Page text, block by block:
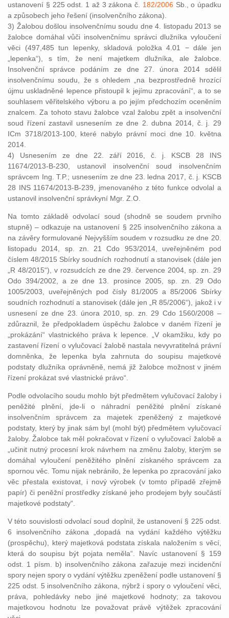
ustanovení § 225 odst. 1 až 3 zákona č. 182/2006Sb., o úpadku
a způsobech jeho řešení (insolvenčního zákona).
3) Žalobou došlou insolvenčnímu soudu dne 4. listopadu 2013 se
žalobce domáhal vůči insolvenčnímu správci dlužníka vyloučení
věci (497,485 tun lepenky, skladová položka 4.01 − dále jen
„lepenka“), s tím, že není majetkem dlužníka, ale žalobce.
Insolvenční správce podáním ze dne 27. února 2014 sdělil
insolvenčnímu soudu, že s ohledem „na bezprostředně hrozící
újmu uskladněné lepence přistoupil k jejímu zpracování“, a to se
souhlasem věřitelského výboru a po jejím předchozím oceněním
znalcem. Za tohoto stavu žalobce vzal žalobu zpět a insolvenční
soud řízení zastavil usnesením ze dne 2. dubna 2014, č. j. 29
ICm 3718/2013-100, které nabylo právní moci dne 10. května
2014.
4) Usnesením ze dne 22. září 2016, č. j. KSCB 28 INS
11674/2013-B-230, ustanovil insolvenční soud insolvenčním
správcem Ing. T.P.; usnesením ze dne 23. ledna 2017, č. j. KSCB
28 INS 11674/2013-B-239, jmenovaného z této funkce odvolal a
ustanovil insolvenční správkyní Mgr. Z.O.
Na tomto základě odvolací soud (shodně se soudem prvního
stupně) – odkazuje na ustanovení § 225 insolvenčního zákona a
na závěry formulované Nejvyšším soudem v rozsudku ze dne 20.
listopadu 2014, sp. zn. 21 Cdo 953/2014, uveřejněném pod
číslem 48/2015 Sbírky soudních rozhodnutí a stanovisek (dále jen
„R 48/2015“), v rozsudcích ze dne 29. července 2004, sp. zn. 29
Odo 394/2002, a ze dne 13. prosince 2005, sp. zn. 29 Odo
1005/2003, uveřejněných pod čísly 81/2005 a 85/2006 Sbírky
soudních rozhodnutí a stanovisek (dále jen „R 85/2006“), jakož i v
usnesení ze dne 23. února 2010, sp. zn. 29 Cdo 1560/2008 –
zdůraznil, že předpokladem úspěchu žalobce v daném řízení je
„prokázání“ vlastnického práva k lepence. „V okamžiku, kdy po
zastavení řízení o vylučovací žalobě nastala nevyvratitelná právní
domněnka, že lepenka byla zahrnuta do soupisu majetkové
podstaty dlužníka oprávněně, nemá již žalobce možnost v jiném
řízení prokázat své vlastnické právo“.
Podle odvolacího soudu mohlo být předmětem vylučovací žaloby i
peněžité plnění, jde-li o náhradní peněžité plnění získané
insolvenčním správcem za majetek zpeněžený z majetkové
podstaty, který by jinak sám byl (mohl být) předmětem vylučovací
žaloby. Žalobce tak měl pokračovat v řízení o vylučovací žalobě a
„učinit nutný procesní krok návrhem na změnu žaloby, kterým se
domáhal vyloučení peněžitého plnění získaného správcem za
spornou věc. Tomu nijak nebránilo, že lepenka po zpracování jako
věc přestala existovat, i nový výrobek (v tomto případě zřejmě
papír) či peněžní prostředky získané jeho prodejem byly součástí
majetkové podstaty“.
V této souvislosti odvolací soud doplnil, že ustanovení § 225 odst.
6 insolvenčního zákona „dopadá na vydání každého výtěžku
(prospěchu), který majetková podstata získala naložením s věcí,
která do soupisu být pojata neměla“. Navíc ustanovení § 159
odst. 1 písm. b) insolvenčního zákona zařazuje mezi incidenční
spory nejen spory o vydání výtěžku zpeněžení podle ustanovení §
225 odst. 5 insolvenčního zákona, nýbrž i spory o vyloučení věci,
práva, pohledávky nebo jiné majetkové hodnoty; za takovou
majetkovou hodnotu lze považovat právě výtěžek zpracování